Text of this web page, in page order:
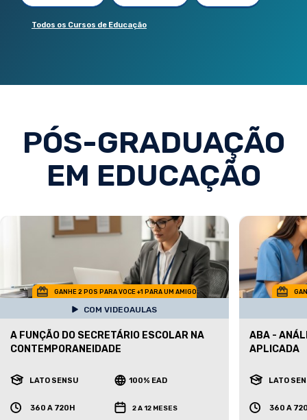
Todos os Cursos de Educação
PÓS-GRADUAÇÃO
EM EDUCAÇÃO
GANHE 2 POS PARA VOCE +1 PARA UM AMIGO
COM VIDEOAULAS
A FUNÇÃO DO SECRETÁRIO ESCOLAR NA
CONTEMPORANEIDADE
LATO SENSU 100% EAD
360 A 720H 2 A 12 MESES
ABA -
APLICADA
LATO
360 A